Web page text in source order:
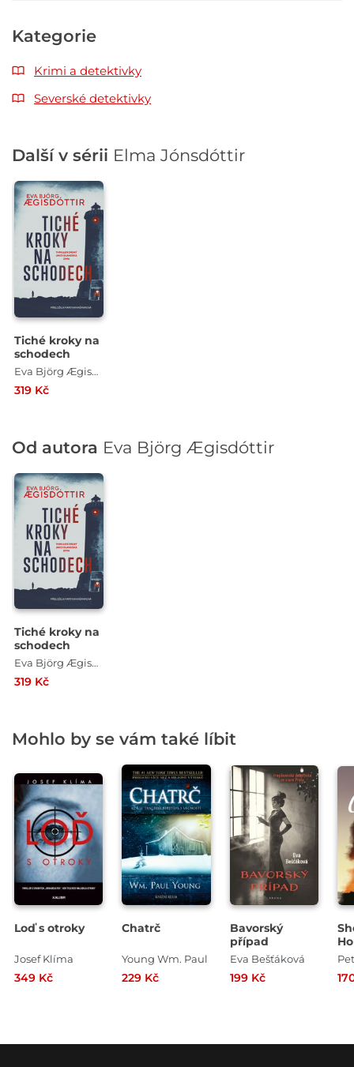
Kategorie
Krimi a detektivky
Severské detektivky
Další v sérii Elma Jónsdóttir
Tiché kroky na
schodech
Eva Björg Ægisdóttir
319 Kč
Od autora Eva Björg Ægisdóttir
Tiché kroky na
schodech
Eva Björg Ægisdóttir
319 Kč
Mohlo by se vám také líbit
Loď s otroky
Josef Klíma
349 Kč
Chatrč
Young Wm. Paul
229 Kč
Bavorský
případ
Eva Bešťáková
199 Kč